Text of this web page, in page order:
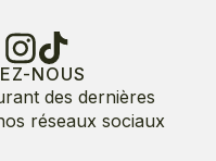
NOUS
des dernières
réseaux sociaux